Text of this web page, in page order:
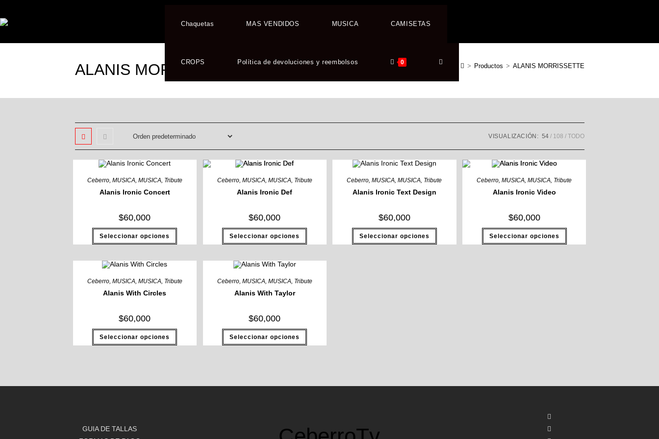
Chaquetas MAS VENDIDOS MUSICA CAMISETAS
CROPS Política de devoluciones y reembolsos 0
ALANIS MORRISSETTE > Productos > ALANIS MORRISSETTE
VISUALIZACIÓN: 54 108 TODO
Ceberro, MUSICA, MUSICA, Tribute
Alanis Ironic Concert
$60,000
Seleccionar opciones
Ceberro, MUSICA, MUSICA, Tribute
Alanis Ironic Def
$60,000
Seleccionar opciones
Ceberro,MUSICA,MUSICA, Tribute
Alanis Ironic Text Design
$60,000
Seleccionar opciones
Ceberro,MUSICA,MUSICA, Tribute
Alanis Ironic Video
$60,000
Seleccionar opciones
Ceberro, MUSICA, MUSICA, Tribute
Alanis With Circles
$60,000
Seleccionar opciones
Ceberro, MUSICA, MUSICA, Tribute
Alanis With Taylor
$60,000
Seleccionar opciones
GUIA DE TALLAS